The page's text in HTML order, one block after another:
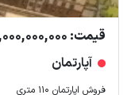
قیمت: 11,000,000,000 تومان
آپارتمان
فروش اپارتمان ۱۱۰ متری